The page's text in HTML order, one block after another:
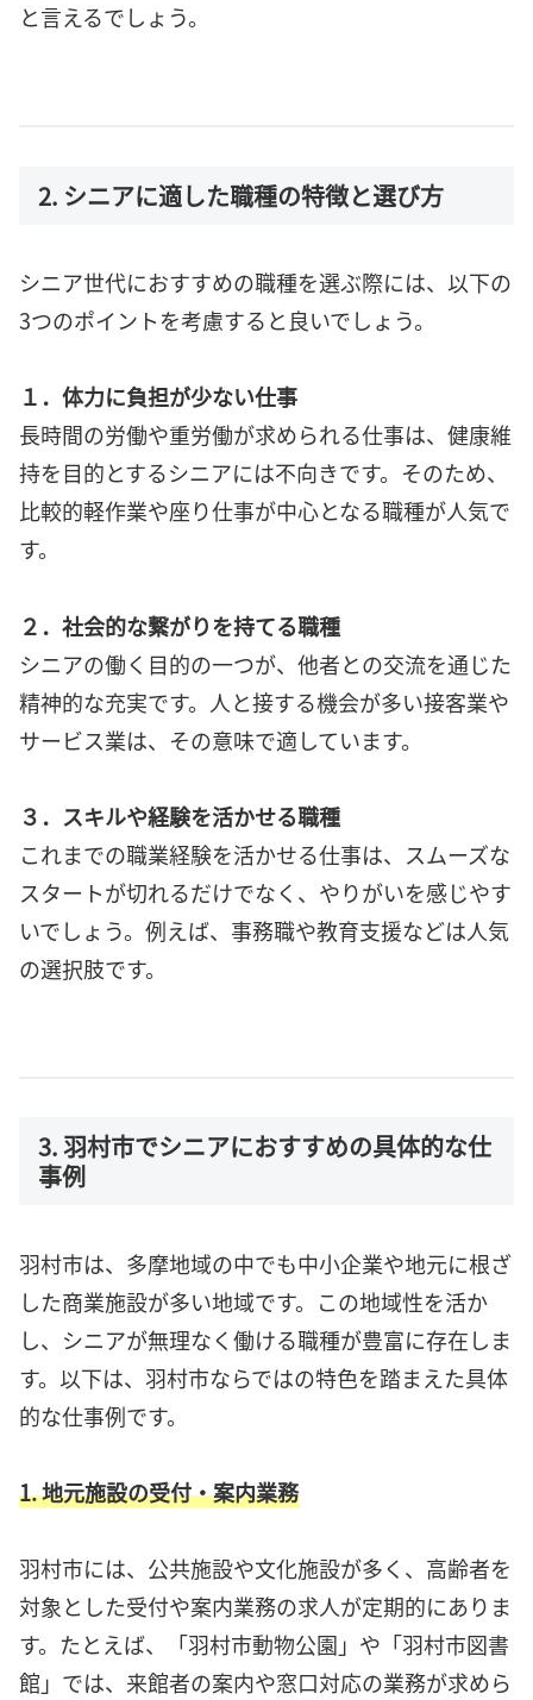
と言えるでしょう。
2. シニアに適した職種の特徴と選び方
シニア世代におすすめの職種を選ぶ際には、以下の
3つのポイントを考慮すると良いでしょう。
１．体力に負担が少ない仕事
長時間の労働や重労働が求められる仕事は、健康維
持を目的とするシニアには不向きです。そのため、
比較的軽作業や座り仕事が中心となる職種が人気で
す。
２．社会的な繋がりを持てる職種
シニアの働く目的の一つが、他者との交流を通じた
精神的な充実です。人と接する機会が多い接客業や
サービス業は、その意味で適しています。
３．スキルや経験を活かせる職種
これまでの職業経験を活かせる仕事は、スムーズな
スタートが切れるだけでなく、やりがいを感じやす
いでしょう。例えば、事務職や教育支援などは人気
の選択肢です。
3. 羽村市でシニアにおすすめの具体的な仕
事例
羽村市は、多摩地域の中でも中小企業や地元に根ざ
した商業施設が多い地域です。この地域性を活か
し、シニアが無理なく働ける職種が豊富に存在しま
す。以下は、羽村市ならではの特色を踏まえた具体
的な仕事例です。
1. 地元施設の受付・案内業務
羽村市には、公共施設や文化施設が多く、高齢者を
対象とした受付や案内業務の求人が定期的にありま
す。たとえば、「羽村市動物公園」や「羽村市図書
館」では、来館者の案内や窓口対応の業務が求めら